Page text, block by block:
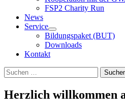
FSP2 Charity Run
News
Service
Bildungspaket (BUT)
Downloads
Kontakt
Suchen
Suchen
nach:
Herzlich willkommen